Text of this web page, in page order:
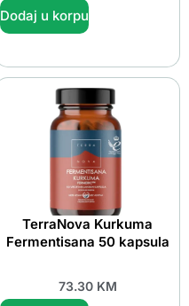
Dodaj u korpu
TerraNova Kurkuma
Fermentisana 50 kapsula
73.30 KM